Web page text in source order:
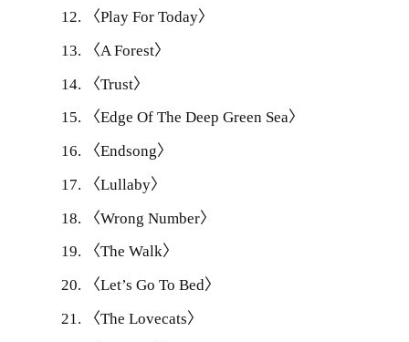
〈Play For Today〉
〈A Forest〉
〈Trust〉
〈Edge Of The Deep Green Sea〉
〈Endsong〉
〈Lullaby〉
〈Wrong Number〉
〈The Walk〉
〈Let’s Go To Bed〉
〈The Lovecats〉